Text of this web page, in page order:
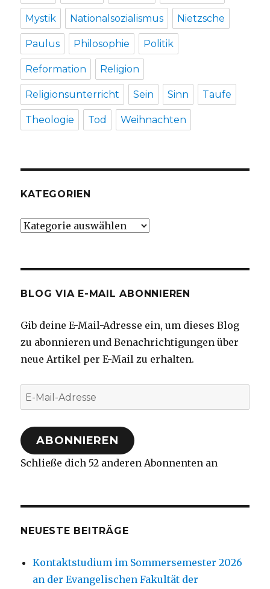
Mystik Nationalsozialismus Nietzsche
Paulus Philosophie Politik
Reformation Religion
Religionsunterricht Sein Sinn Taufe
Theologie Tod Weihnachten
KATEGORIEN
Kategorien
BLOG VIA E-MAIL ABONNIEREN
Gib deine E-Mail-Adresse ein, um dieses Blog
zu abonnieren und Benachrichtigungen über
neue Artikel per E-Mail zu erhalten.
E-
Mail-
Adresse
ABONNIEREN
Schließe dich 52 anderen Abonnenten an
NEUESTE BEITRÄGE
Kontaktstudium im Sommersemester 2026
an der Evangelischen Fakultät der